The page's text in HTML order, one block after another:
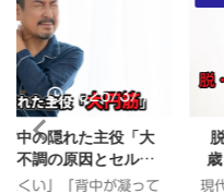
3/11
主役「大
とセルフ
中が凝って
脱・猫背で
歳！プロが
現代人の宿命